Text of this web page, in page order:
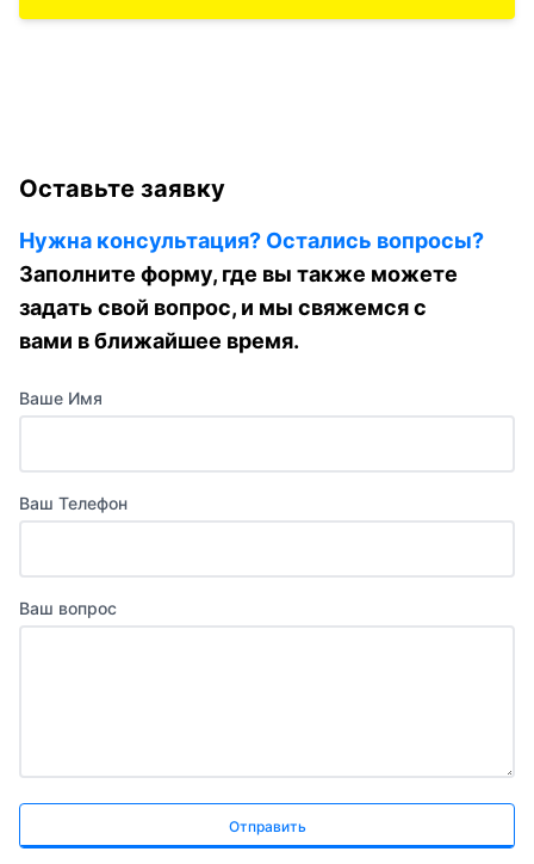
Оставьте заявку
Нужна консультация? Остались вопросы?
Заполните форму, где вы также можете
задать свой вопрос, и мы свяжемся с
вами в ближайшее время.
Ваше Имя
Ваш Телефон
Ваш вопрос
Отправить